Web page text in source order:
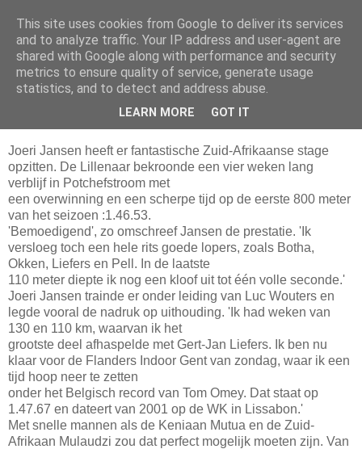
Da_Blog
You don't put a bumpersticker on a Bentley
vrijdag, februari 06, 2004
Joeri Jansen heeft er fantastische Zuid-Afrikaanse stage
opzitten. De Lillenaar bekroonde een vier weken lang
verblijf in Potchefstroom met
een overwinning en een scherpe tijd op de eerste 800 meter
van het seizoen :1.46.53.
'Bemoedigend', zo omschreef Jansen de prestatie. 'Ik
versloeg toch een hele rits goede lopers, zoals Botha,
Okken, Liefers en Pell. In de laatste
110 meter diepte ik nog een kloof uit tot één volle seconde.'
Joeri Jansen trainde er onder leiding van Luc Wouters en
legde vooral de nadruk op uithouding. 'Ik had weken van
130 en 110 km, waarvan ik het
grootste deel afhaspelde met Gert-Jan Liefers. Ik ben nu
klaar voor de Flanders Indoor Gent van zondag, waar ik een
tijd hoop neer te zetten
onder het Belgisch record van Tom Omey. Dat staat op
1.47.67 en dateert van 2001 op de WK in Lissabon.'
Met snelle mannen als de Keniaan Mutua en de Zuid-
Afrikaan Mulaudzi zou dat perfect mogelijk moeten zijn. Van
This site uses cookies from Google to deliver its services
and to analyze traffic. Your IP address and user-agent are
shared with Google along with performance and security
metrics to ensure quality of service, generate usage
statistics, and to detect and address abuse.
LEARN MORE GOT IT